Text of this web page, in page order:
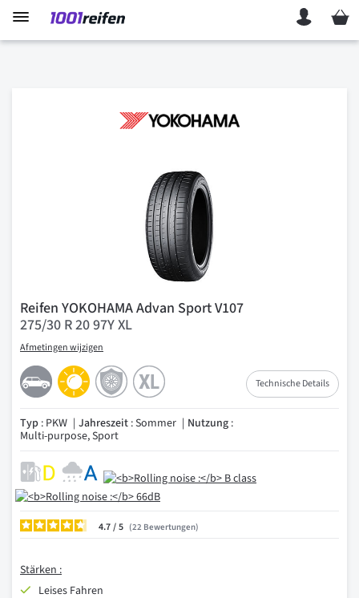
Mein
Reifen YOKOHAMA Advan Sport V107
275/30 R 20 97Y XL
Afmetingen wijzigen
Technische Details
Typ : PKW Jahreszeit : Sommer Nutzung :
Multi-purpose, Sport
4.7/ 22 Bewertungen
Stärken :
Leises Fahren